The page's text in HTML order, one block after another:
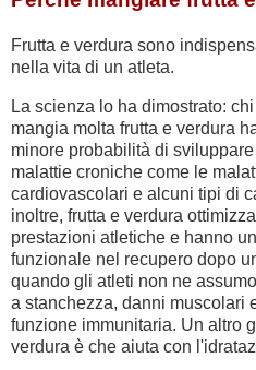
Frutta e verdura sono
nella vita di un atleta.
La scienza lo ha dimostrato: chi
mangia molta frutta e verdura
minore probabilità di sviluppare
malattie croniche come le
cardiovascolari e alcuni tipi di
inoltre, frutta e verdura
prestazioni atletiche e hanno
funzionale nel recupero dopo
quando gli atleti non ne
a stanchezza, danni muscolari
funzione immunitaria. Un altro
verdura è che aiuta con